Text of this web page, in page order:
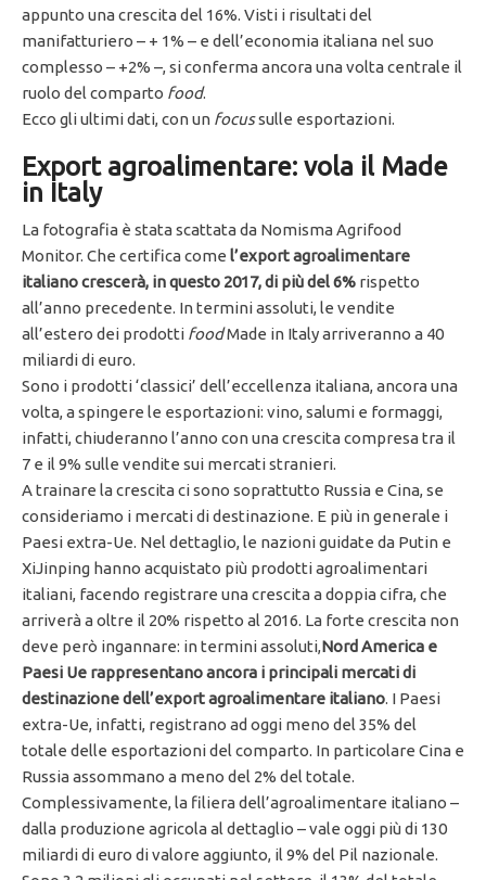
appunto una crescita del 16%. Visti i risultati del
manifatturiero – + 1% – e dell’economia italiana nel suo
complesso – +2% –, si conferma ancora una volta centrale il
ruolo del comparto food.
Ecco gli ultimi dati, con un focussulle esportazioni.
Export agroalimentare: vola il Made
in Italy
La fotografia è stata scattata da Nomisma Agrifood
Monitor. Che certifica come l’export agroalimentare
italiano crescerà, in questo 2017, di più del 6% rispetto
all’anno precedente. In termini assoluti, le vendite
all’estero dei prodotti foodMade in Italy arriveranno a 40
miliardi di euro.
Sono i prodotti ‘classici’ dell’eccellenza italiana, ancora una
volta, a spingere le esportazioni: vino, salumi e formaggi,
infatti, chiuderanno l’anno con una crescita compresa tra il
7 e il 9% sulle vendite sui mercati stranieri.
A trainare la crescita ci sono soprattutto Russia e Cina, se
consideriamo i mercati di destinazione. E più in generale i
Paesi extra-Ue. Nel dettaglio, le nazioni guidate da Putin e
XiJinping hanno acquistato più prodotti agroalimentari
italiani, facendo registrare una crescita a doppia cifra, che
arriverà a oltre il 20% rispetto al 2016. La forte crescita non
deve però ingannare: in termini assoluti,Nord America e
Paesi Ue rappresentano ancora i principali mercati di
destinazione dell’export agroalimentare italiano. I Paesi
extra-Ue, infatti, registrano ad oggi meno del 35% del
totale delle esportazioni del comparto. In particolare Cina e
Russia assommano a meno del 2% del totale.
Complessivamente, la filiera dell’agroalimentare italiano –
dalla produzione agricola al dettaglio – vale oggi più di 130
miliardi di euro di valore aggiunto, il 9% del Pil nazionale.